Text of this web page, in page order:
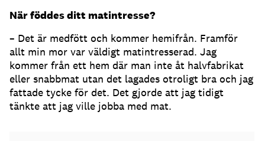
När föddes ditt matintresse?
– Det är medfött och kommer hemifrån. Framför
allt min mor var väldigt matintresserad. Jag
kommer från ett hem där man inte åt halvfabrikat
eller snabbmat utan det lagades otroligt bra och jag
fattade tycke för det. Det gjorde att jag tidigt
tänkte att jag ville jobba med mat.